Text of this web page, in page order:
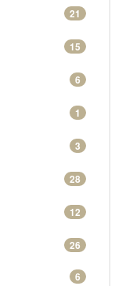
21
15
6
1
3
28
12
26
6